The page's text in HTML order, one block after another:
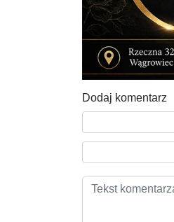
Dodaj komentarz
Tekst komentarza